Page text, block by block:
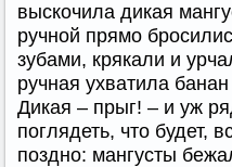
выскочила дикая
ручной прямо
зубами, крякали и
ручная ухватила
Дикая – прыг! – и уж
поглядеть, что будет,
поздно: мангусты